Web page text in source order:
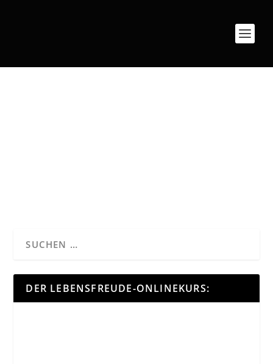
DER LEBENSFREUDE-ONLINEKURS: